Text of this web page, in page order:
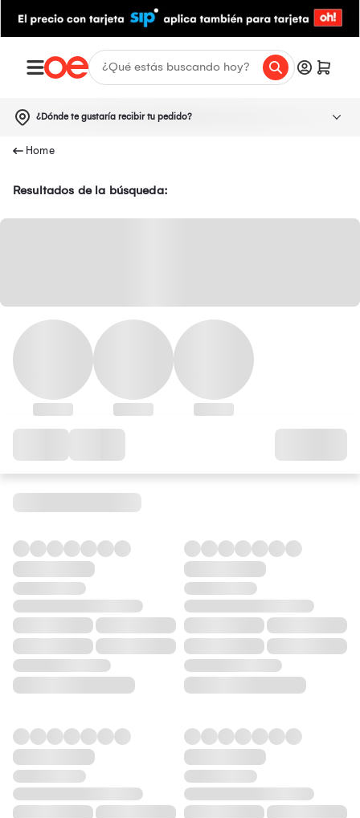
¿Dónde te gustaría recibir tu pedido?
Resultados de la búsqueda: